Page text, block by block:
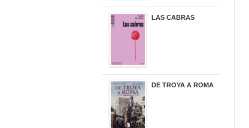
LAS CABRAS
DE TROYA A ROMA